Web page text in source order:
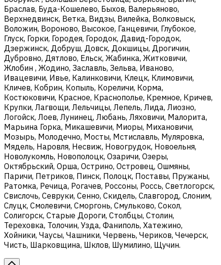
Браслав, Буда-Кошелево, Быхов, Валерьяново,
Верхнедвинск, Ветка, Видзы, Вилейка, Волковыск,
Воложин, Вороново, Высокое, Ганцевичи, Глубокое,
Глуск, Горки, Городея, Городок, Давид-Городок,
Дзержинск, Добруш, Довск, Докшицы, Дрогичин,
Дубровно, Дятлово, Ельск, Жабинка, Житковичи,
Жлобин , Жодино, Заславль, Зельва, Иваново,
Ивацевичи, Ивье, Калинковичи, Клецк, Климовичи,
Кличев, Кобрин, Копыль, Кореличи, Корма,
Костюковичи, Красное, Краснополье, Кремное, Кричев,
Крупки, Лагвощи, Лельчицы, Лепель, Лида, Лиозно,
Логойск, Лоев, Лунинец, Любань, Ляховичи, Малорита,
Марьина Горка, Микашевичи, Миоры, Михановичи,
Мозырь, Молодечно, Мосты, Мстиславль, Муляровка,
Мядель, Наровля, Несвиж, Новогрудок, Новоельня,
Новолукомль, Новополоцк, Озаричи, Озеры,
Октябрьский, Орша, Острино, Островец, Ошмяны,
Паричи, Петриков, Пинск, Полоцк, Поставы, Пружаны,
Ратомка, Речица, Рогачев, Россоны, Россь, Светлогорск,
Свислочь, Севруки, Сенно, Скидель, Славгород, Слоним,
Слуцк, Смолевичи, Сморгонь, Смульково, Сокол,
Солигорск, Старые Дороги, Столбцы, Столин,
Тереховка, Толочин, Узда, Фаниполь, Хатежино,
Хойники, Чаусы, Чашники, Червень, Чериков, Чечерск,
Чисть, Шарковщина, Шклов, Шумилино, Щучин.